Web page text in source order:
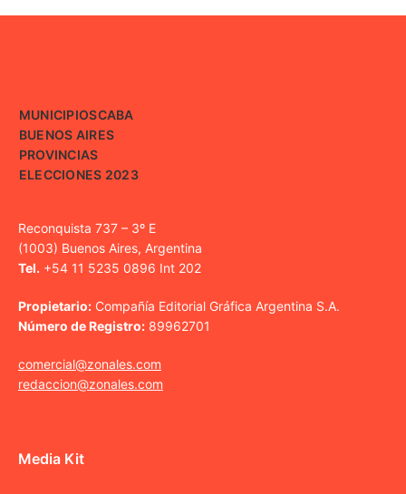
MUNICIPIOSCABA
BUENOS AIRES
PROVINCIAS
ELECCIONES 2023
Reconquista 737 – 3º E
(1003) Buenos Aires, Argentina
Tel. +54 11 5235 0896 Int 202
Propietario: Compañía Editorial Gráfica Argentina S.A.
Número de Registro: 89962701
comercial@zonales.com
redaccion@zonales.com
Media Kit